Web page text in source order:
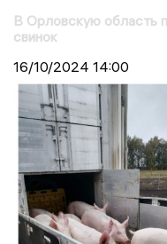
В Орловскую область
свинок
16/10/2024 14:00